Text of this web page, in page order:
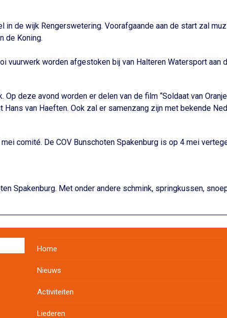
in de wijk Rengerswetering. Voorafgaande aan de start zal
de Koning.
vuurwerk worden afgestoken bij van Halteren Watersport aan
Op deze avond worden er delen van de film “Soldaat van
van Haeften. Ook zal er samenzang zijn met bekende
comité. De COV Bunschoten Spakenburg is op 4 mei
Spakenburg. Met onder andere schmink, springkussen,
Home
Nieuws
Activiteiten
Liederen